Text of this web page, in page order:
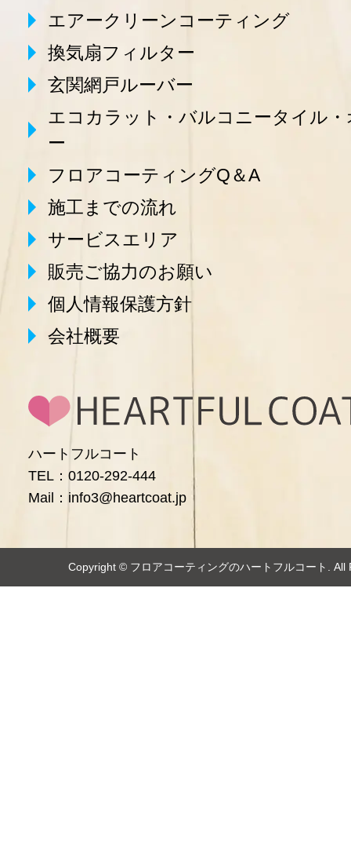
エアークリーンコーティング
換気扇フィルター
玄関網戸ルーバー
エコカラット・バルコニータイル・
ー
フロアコーティングQ＆A
施工までの流れ
サービスエリア
販売ご協力のお願い
個人情報保護方針
会社概要
ハートフルコート
TEL：0120-292-444
Mail：info3@heartcoat.jp
Copyright ©️ フロアコーティングのハートフルコート .